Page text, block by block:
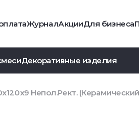
ЖурналАкцииДля бизнеса
Декоративные изделия
Непол.Рект.